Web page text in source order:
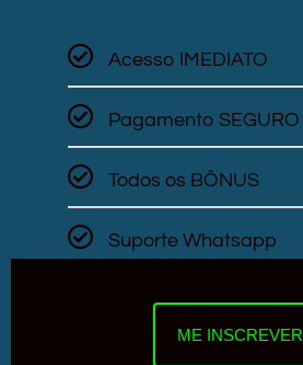
Acesso IMEDIATO
Pagamento SEGURO
Todos os BÔNUS
Suporte Whatsapp
ME INSCREVER